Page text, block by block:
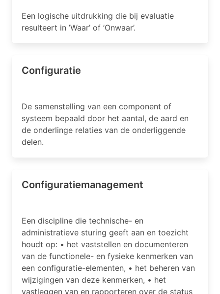
Een logische uitdrukking die bij evaluatie
resulteert in ’Waar’ of ’Onwaar’.
Configuratie
De samenstelling van een component of
systeem bepaald door het aantal, de aard en
de onderlinge relaties van de onderliggende
delen.
Configuratiemanagement
Een discipline die technische- en
administratieve sturing geeft aan en toezicht
houdt op: • het vaststellen en documenteren
van de functionele- en fysieke kenmerken van
een configuratie-elementen, • het beheren van
wijzigingen van deze kenmerken, • het
vastleggen van en rapporteren over de status